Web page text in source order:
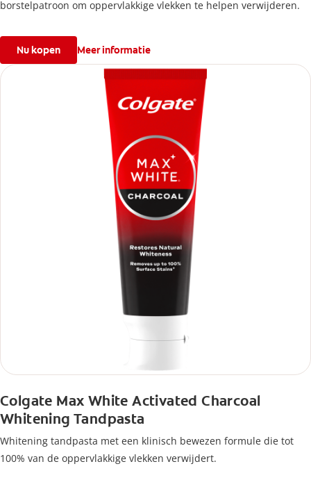
borstelpatroon om oppervlakkige vlekken te helpen verwijderen.
Nu kopen Meer informatie
Colgate Max White Activated Charcoal
Whitening Tandpasta
Whitening tandpasta met een klinisch bewezen formule die tot
100% van de oppervlakkige vlekken verwijdert.